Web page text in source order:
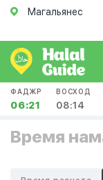
Магальянес
ФАДЖР
06:21
ВОСХОД
08:14
Время